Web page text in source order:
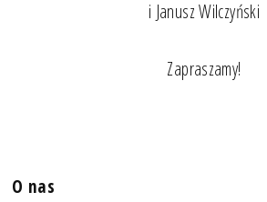
i Janusz Wilczyński
Zapraszamy!
O nas